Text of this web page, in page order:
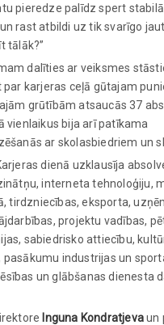
pieredze palīdz spert
rast atbildi uz tik svarīgo
tālāk?”
dalīties ar veiksmes
karjeras ceļā gūtajam
grūtībām atsaucās 37
vienlaikus bija arī patīkama
ar skolasbiedriem un
dienā uzklausīja
interneta tehnoloģiju,
tirdzniecības, eksporta,
projektu vadības,
sabiedrisko attiecību,
pasākumu industrijas un
un glābšanas dienesta
Inguna Kondratjevaun